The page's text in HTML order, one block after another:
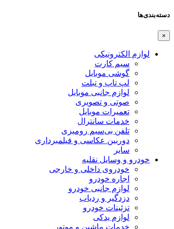
دسته‌بندی‌ها
×
لوازم الکترونیکی
سیم کارت
گوشی موبایل
لپ تاپ و تبلت
لوازم جانبی موبایل
صوتی و تصویری
تعمیرات موبایل
خدمات سانترال
تلفن بی‌سیم رومیزی
دوربین عکاسی و فیلمبرداری
سایر
خودرو و وسایل نقلیه
خودروی داخلی و خارجی
اجاره خودرو
لوازم جانبی خودرو
دزدگیر و ردیاب
تزئینات خودرو
لوازم یدکی
خدمات ماشین و موتور